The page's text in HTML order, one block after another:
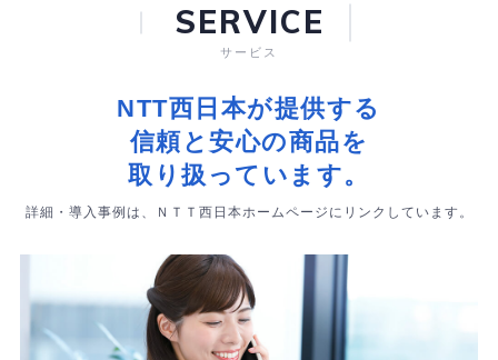
SERVICE
サービス
NTT西日本が提供する
信頼と安心の商品を
取り扱っています。
詳細・導入事例は、ＮＴＴ西日本ホームページにリンクしています。